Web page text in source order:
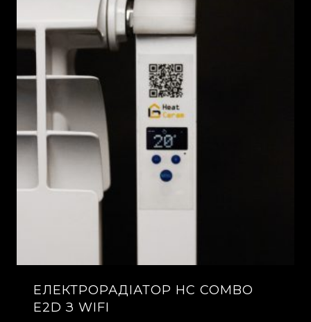
ЕЛЕКТРОРАДІАТОР HC COMBO
E2D З WIFI